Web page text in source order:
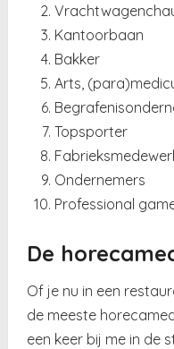
Kantoorbaan
Bakker
Arts,
Topsporter
Ondernemers
Professional
De
Of je nu in een
de meeste
een keer bij me in de